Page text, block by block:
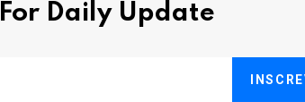
For Daily Update